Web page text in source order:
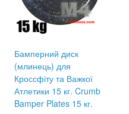
Бамперний диск
(млинець) для
Кроссфіту та Важкої
Атлетики 15 кг. Crumb
Bamper Plates 15 кг.